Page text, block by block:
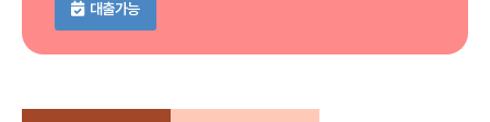
대출가능